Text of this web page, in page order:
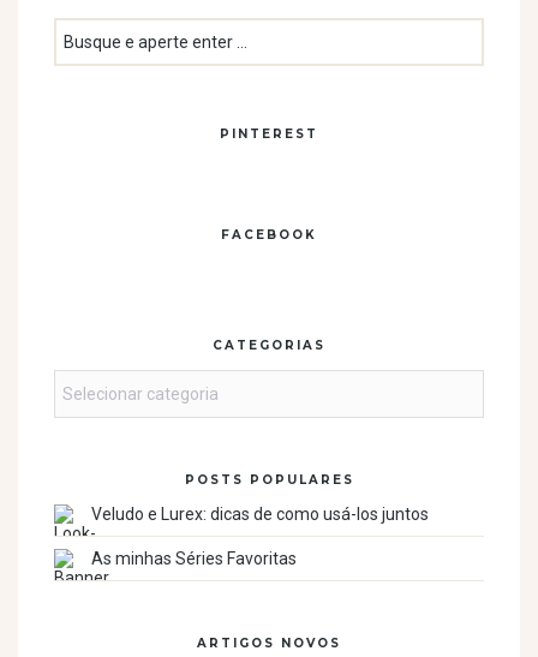
PINTEREST
FACEBOOK
CATEGORIAS
POSTS POPULARES
Veludo e Lurex: dicas de como usá-los juntos
As minhas Séries Favoritas
ARTIGOS NOVOS